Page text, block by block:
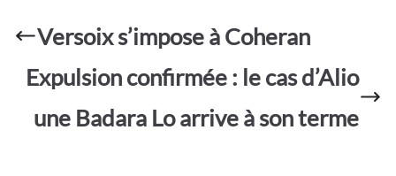
o
o
k
A
p
p
e
g
er
Versoix s’impose à Coheran
Expulsion confirmée : le cas d’Alio
une Badara Lo arrive à son terme